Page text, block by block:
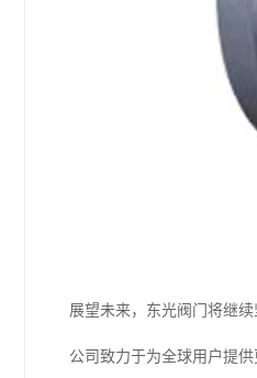
展望未来，东光阀门将继
公司致力于为全球用户提